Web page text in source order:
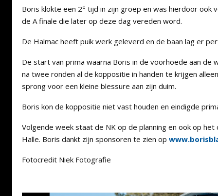
Boris klokte een 2e tijd in zijn groep en was hierdoor ook
de A finale die later op deze dag vereden word.
De Halmac heeft puik werk geleverd en de baan lag er
De start van prima waarna Boris in de voorhoede aan de
na twee ronden al de koppositie in handen te krijgen
sprong voor een kleine blessure aan zijn duim.
Boris kon de koppositie niet vast houden en eindigde
Volgende week staat de NK op de planning en ook op het
Halle. Boris dankt zijn sponsoren te zien op
Fotocredit Niek Fotografie